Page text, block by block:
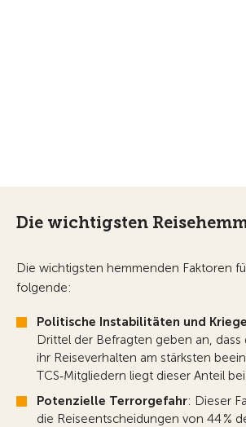
Die wichtigsten
Die wichtigsten hemmenden Faktoren
folgende:
Politische Instabilitäten und Kriege
Drittel der Befragten geben an, dass
ihr Reiseverhalten am stärksten
TCS‑Mitgliedern liegt dieser Anteil bei
Potenzielle Terrorgefahr: Dieser
die Reiseentscheidungen von 44 %